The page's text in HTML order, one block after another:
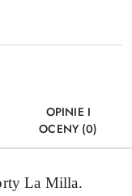
OPINIE I
OCENY (0)
La Milla.